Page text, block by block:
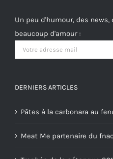
Un peu d'humour, des
beaucoup d'amour :
DERNIERS ARTICLES
Pâtes à la carbonara au
Meat Me partenaire du